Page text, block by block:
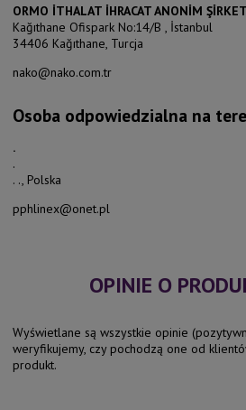
ORMO İTHALAT İHRACAT ANONİM
Kağıthane Ofispark No:14/B , İstanbul
34406 Kağıthane, Turcja
nako@nako.com.tr
Osoba odpowiedzialna na
.
.
. ., Polska
pphlinex@onet.pl
OPINIE O
Wyświetlane są wszystkie opinie
weryfikujemy, czy pochodzą one od
produkt.